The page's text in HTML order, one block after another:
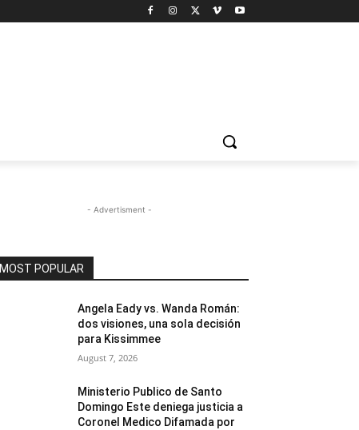
- Advertisment -
MOST POPULAR
Angela Eady vs. Wanda Román:
dos visiones, una sola decisión
para Kissimmee
August 7, 2026
Ministerio Publico de Santo
Domingo Este deniega justicia a
Coronel Medico Difamada por